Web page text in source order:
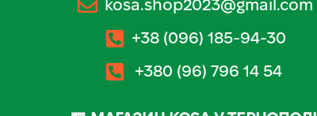
kosa.shop2023@gmail.com
+38 (096) 185-94-30
+380 (96) 796 14 54